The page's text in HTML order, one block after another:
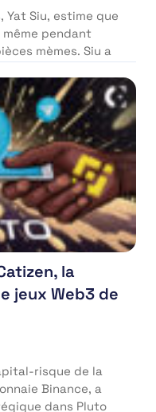
Yat Siu, estime que
même pendant
mèmes. Siu a
la
jeux Web3 de
risque de la
Binance, a
dans Pluto